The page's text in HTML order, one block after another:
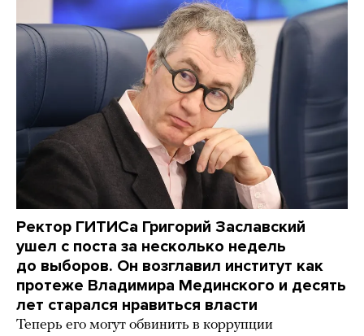
Ректор ГИТИСа Григорий Заславский
ушел с поста за несколько недель
до выборов. Он возглавил институт как
протеже Владимира Мединского и десять
лет старался нравиться власти
Теперь его могут обвинить в коррупции